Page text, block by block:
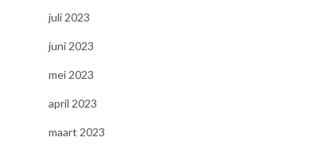
juli 2023
juni 2023
mei 2023
april 2023
maart 2023